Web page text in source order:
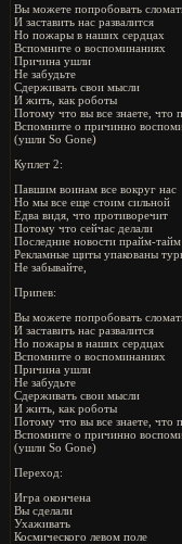
Вы можете попробовать
И заставить нас развалится
Но пожары в наших сердцах
Вспомните о воспоминаниях
Причина ушли
Не забудьте
Сдерживать свои мысли
И жить, как роботы
Потому что вы все знаете, что
Вспомните о причинно
(ушли So Gone)
Куплет 2:
Павшим воинам все вокруг нас
Но мы все еще стоим сильной
Едва видя, что противоречит
Потому что сейчас делали
Последние новости прайм-
Рекламные щиты упакованы
Не забывайте,
Припев:
Вы можете попробовать
И заставить нас развалится
Но пожары в наших сердцах
Вспомните о воспоминаниях
Причина ушли
Не забудьте
Сдерживать свои мысли
И жить, как роботы
Потому что вы все знаете, что
Вспомните о причинно
(ушли So Gone)
Переход:
Игра окончена
Вы сделали
Ухаживать
Космического левом поле